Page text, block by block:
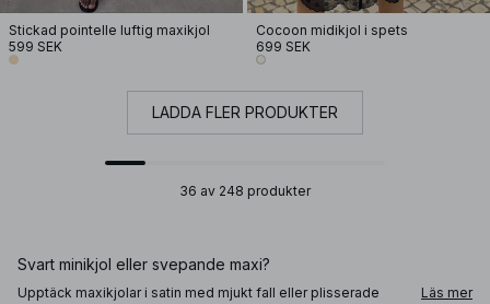
Stickad pointelle luftig maxikjol
599 SEK
Cocoon midikjol i spets
699 SEK
LADDA FLER PRODUKTER
36 av 248 produkter
Svart minikjol eller svepande maxi?
Upptäck maxikjolar i satin med mjukt fall eller plisserade
Läs mer